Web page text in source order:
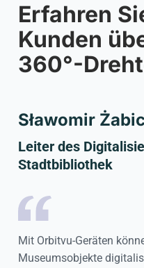
Erfahren
Kunden
360°-
Sławomir
Leiter des
Stadtbibliothek
Mit Orbitvu-Geräten
Museumsobjekte